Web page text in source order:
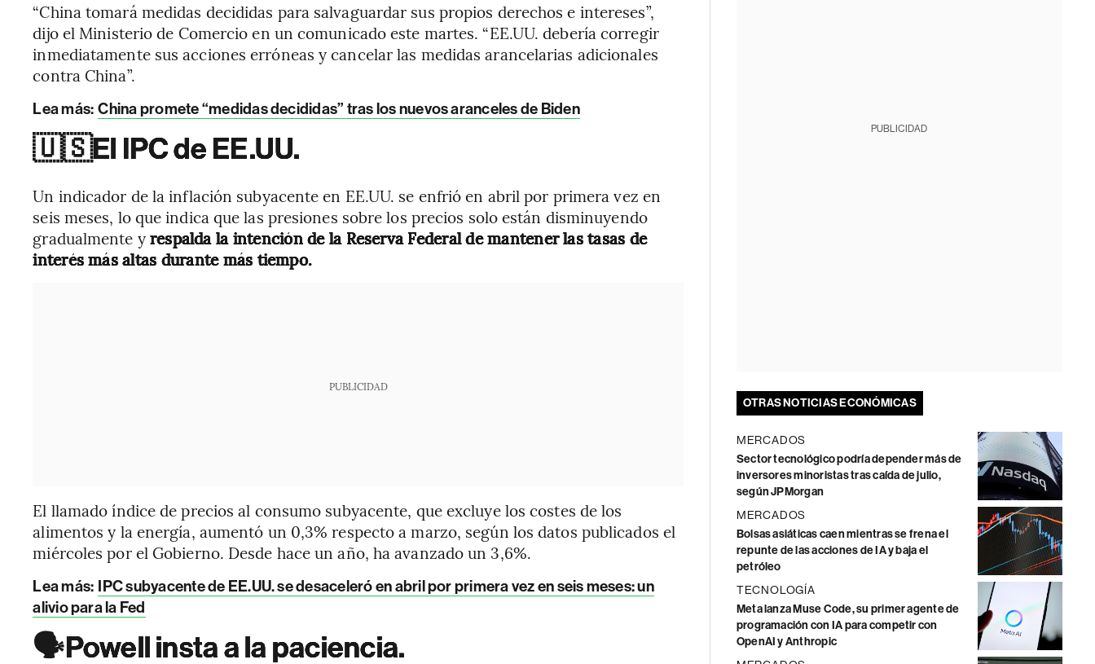
“China tomará medidas decididas para salvaguardar sus propios derechos e intereses”,
dijo el Ministerio de Comercio en un comunicado este martes. “EE.UU. debería corregir
inmediatamente sus acciones erróneas y cancelar las medidas arancelarias adicionales
contra China”.
Lea más: China promete “medidas decididas” tras los nuevos aranceles de Biden
🇺🇸El IPC de EE.UU.
Un indicador de la inflación subyacente en EE.UU. se enfrió en abril por primera vez en
seis meses, lo que indica que las presiones sobre los precios solo están disminuyendo
gradualmente yrespalda la intención de la Reserva Federal de mantener las tasas de
interés más altas durante más tiempo.
PUBLICIDAD
El llamado índice de precios al consumo subyacente, que excluye los costes de los
alimentos y la energía, aumentó un 0,3% respecto a marzo, según los datos publicados el
miércoles por el Gobierno. Desde hace un año, ha avanzado un 3,6%.
Lea más: IPC subyacente de EE.UU. se desaceleró en abril por primera vez en seis meses: un
alivio para la Fed
🗣️Powell insta a la paciencia.
PUBLICIDAD
OTRAS NOTICIAS ECONÓMICAS
MERCADOS
Sector tecnológico podría depender más de
inversores minoristas tras caída de julio,
según JPMorgan
MERCADOS
Bolsas asiáticas caen mientras se frena el
repunte de las acciones de IA y baja el
petróleo
TECNOLOGÍA
Meta lanza Muse Code, su primer agente de
programación con IA para competir con
OpenAI y Anthropic